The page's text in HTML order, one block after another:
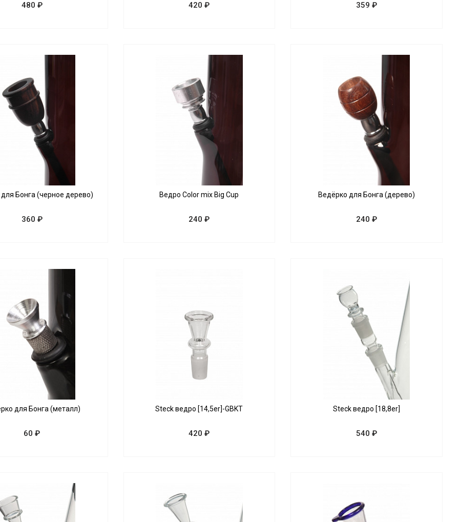
480 ₽ 420 ₽ 359 ₽
Бонга (черное дерево)
360 ₽
Ведро Color mix Big Cup
240 ₽
Ведёрко для Бонга (дерево)
240 ₽
для Бонга (металл)
60 ₽
Steck ведро [14,5er]-GBKT
420 ₽
Steck ведро [18,8er]
540 ₽